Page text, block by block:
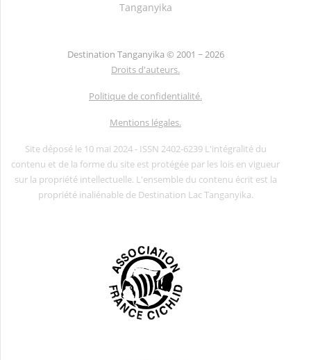
Tanganyika
Destination Tanganyika © 2001 ~ 2026
Droits d'auteurs.
Politique de confidentialité.
Mentions légales.
Site déposé le 10 mai 2024 - ISSN 2402-6239 L'intégralité du
contenu et de la forme du site est protégée par les lois en vigueur
sur la propriété intellectuelle. L'ensemble du contenu écrit est la
propriété inaliénable de Destination Lac Tanganyika.